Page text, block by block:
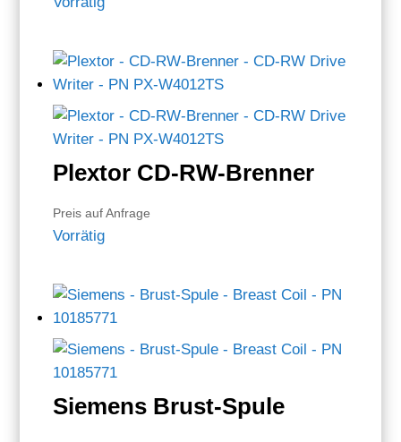
Plextor CD-RW-Brenner
Preis auf Anfrage
Vorrätig
Siemens Brust-Spule